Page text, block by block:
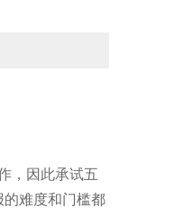
，因此承试五
难度和门槛都